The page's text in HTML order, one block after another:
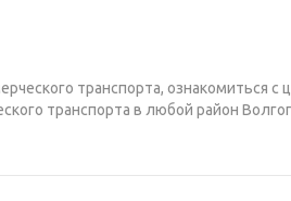
транспорта, ознакомиться
транспорта в любой район